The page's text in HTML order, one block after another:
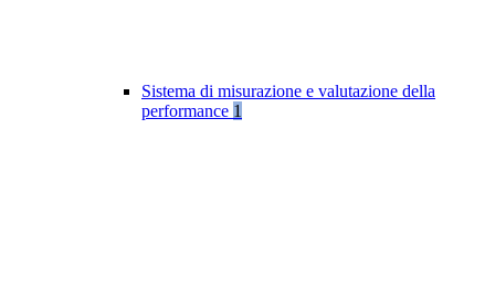
Sistema di misurazione e valutazione della
performance 1